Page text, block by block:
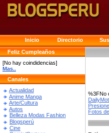
Inicio Directorio
Feliz Cumpleaños
[No hay coindidencias]
Mas..
Canales
Actualidad
Anime Manga
Arte/Cultura
Autos
Belleza Modas Fashion
Blogsperú
Cine
%3FNo
Fotos